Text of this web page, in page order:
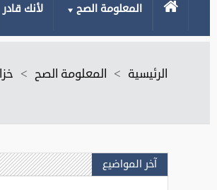
الرئيسيةالمعلومة الصح لأنك قادر
الرئيسية > المعلومة الصح >
آخر المواضيع